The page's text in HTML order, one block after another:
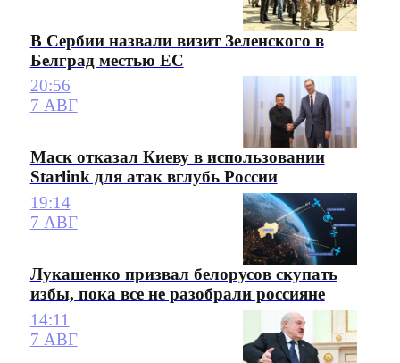
В Сербии назвали визит Зеленского в
Белград местью ЕС
20:56
7 АВГ
Маск отказал Киеву в использовании
Starlink для атак вглубь России
19:14
7 АВГ
Лукашенко призвал белорусов скупать
избы, пока все не разобрали россияне
14:11
7 АВГ